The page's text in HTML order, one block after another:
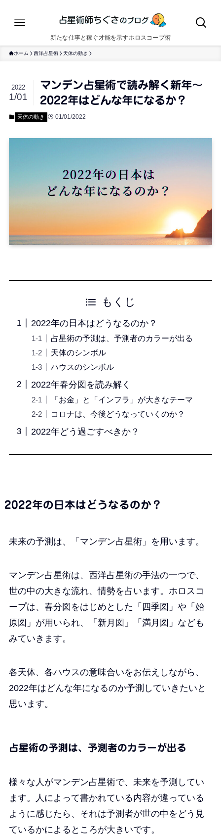
新たな仕事と稼ぐ才能を示すホロスコープ術
ホーム 西洋占星術 天体の動き
マンデン占星術で読み解く新年〜
2022年はどんな年になるか？
2022
1/01
天体の動き 01/01/2022
もくじ
2022年の日本はどうなるのか？
占星術の予測は、予測者のカラーが出る
天体のシンボル
ハウスのシンボル
2022年春分図を読み解く
「お金」と「インフラ」が大きなテーマ
コロナは、今後どうなっていくのか？
2022年どう過ごすべきか？
2022年の日本はどうなるのか？
未来の予測は、「マンデン占星術」を用います。
マンデン占星術は、西洋占星術の手法の一つで、
世の中の大きな流れ、情勢を占います。ホロスコ
ープは、春分図をはじめとした「四季図」や「始
原図」が用いられ、「新月図」「満月図」なども
みていきます。
各天体、各ハウスの意味合いをお伝えしながら、
2022年はどんな年になるのか予測していきたいと
思います。
占星術の予測は、予測者のカラーが出る
様々な人がマンデン占星術で、未来を予測してい
ます。人によって書かれている内容が違っている
ように感じたら、それは予測者が世の中をどう見
ているかによるところが大きいです。